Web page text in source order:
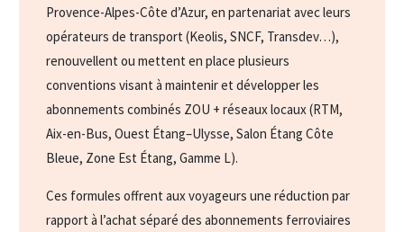
Provence-Alpes-Côte d’Azur, en partenariat avec leurs
opérateurs de transport (Keolis, SNCF, Transdev…),
renouvellent ou mettent en place plusieurs
conventions visant à maintenir et développer les
abonnements combinés ZOU + réseaux locaux (RTM,
Aix-en-Bus, Ouest Étang–Ulysse, Salon Étang Côte
Bleue, Zone Est Étang, Gamme L).
Ces formules offrent aux voyageurs une réduction par
rapport à l’achat séparé des abonnements ferroviaires